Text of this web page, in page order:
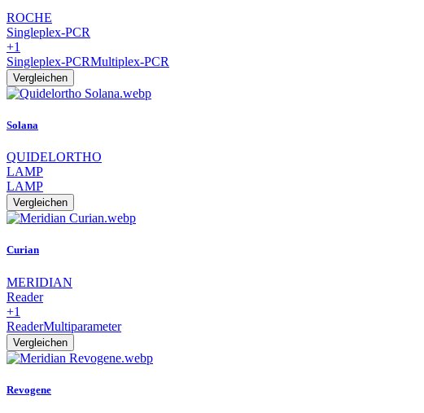
ROCHE
Singleplex-PCR
+1
Singleplex-PCRMultiplex-PCR
Vergleichen
Solana
QUIDELORTHO
LAMP
LAMP
Vergleichen
Curian
MERIDIAN
Reader
+1
ReaderMultiparameter
Vergleichen
Revogene